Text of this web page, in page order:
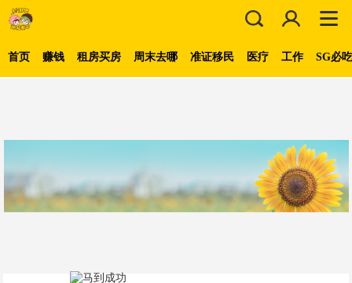
首页 赚钱 租房买房 周末去哪 准证移民 医疗 工作 SG必